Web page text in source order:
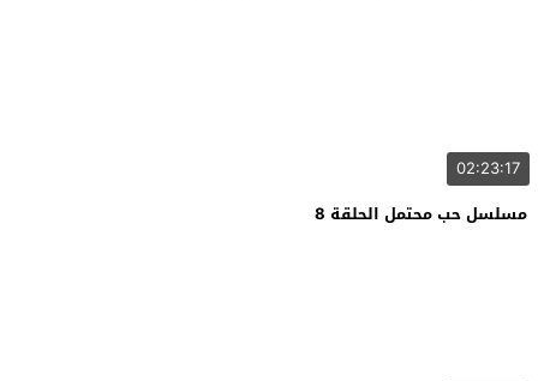
02:23:17
مسلسل حب محتمل الحلقة 8